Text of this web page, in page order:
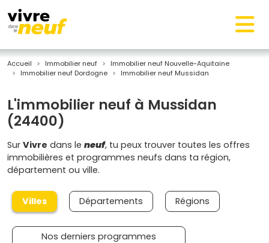
Accueil Immobilier neuf
Immobilier neuf Nouvelle-Aquitaine
Immobilier neuf Dordogne
Immobilier neuf Mussidan
L'immobilier neuf à Mussidan
(24400)
Sur Vivre dans le neuf, tu peux trouver toutes les offres
immobilières et programmes neufs dans ta région,
département ou ville.
Villes Départements Régions
Nos derniers programmes